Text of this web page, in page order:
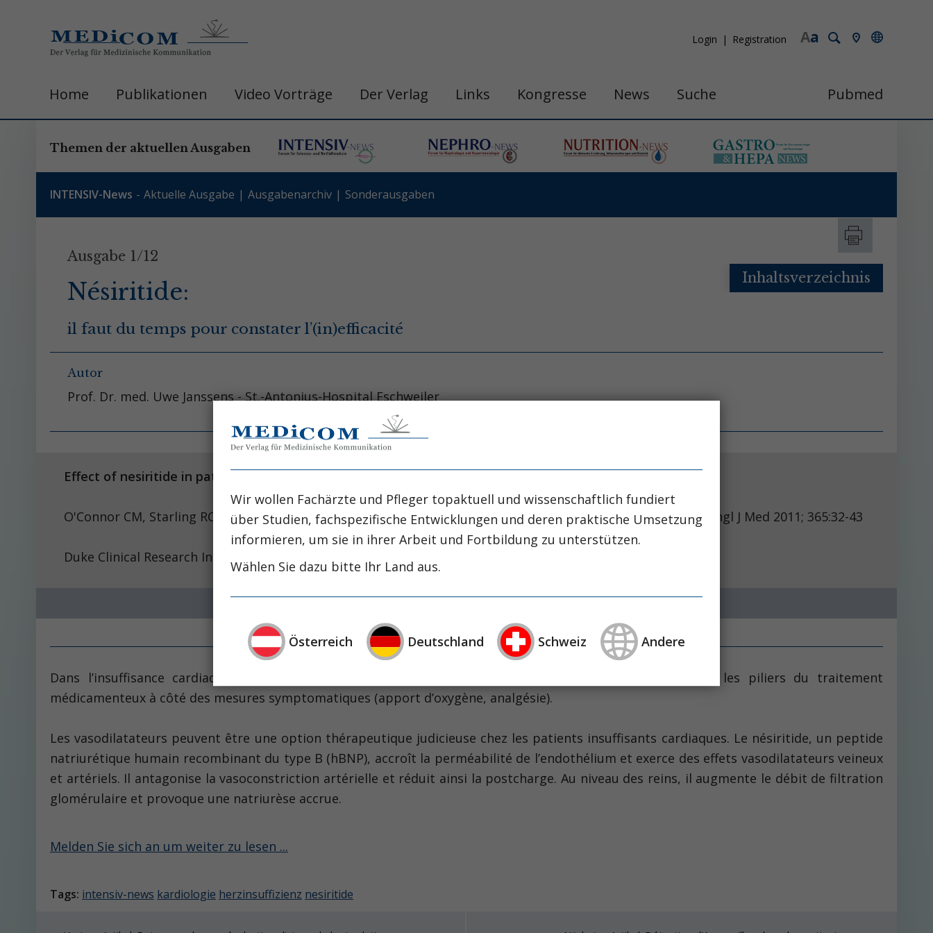
a
A
Login Registration
Home Publikationen Video Vorträge Der Verlag Links Kongresse News Suche Pubmed
Themen der aktuellen Ausgaben
INTENSIV-News Aktuelle Ausgabe Ausgabenarchiv Sonderausgaben
Ausgabe 1/12
Nésiritide:
il faut du temps pour constater l’(in)efficacité
Autor
Prof. Dr. med. Uwe Janssens - St.-Antonius-Hospital Eschweiler
Inhaltsverzeichnis
Effect of nesiritide in patients with acute decompensated heart failure.
O'Connor CM, Starling RC, Hernandez AF, et al. N Engl J Med 2011; 365:32-43
Duke Clinical Research Institute, Duke University Medical Center, Durham, North Carolina 27710, USA.
Dans l’insuffisance cardiaque, les vasodilatateurs, les diurétiques et les agents inotropes positifs sont les piliers du traitement
médicamenteux à côté des mesures symptomatiques (apport d’oxygène, analgésie).
Les vasodilatateurs peuvent être une option thérapeutique judicieuse chez les patients insuffisants cardiaques. Le nésiritide, un peptide
natriurétique humain recombinant du type B (hBNP), accroît la perméabilité de l’endothélium et exerce des effets vasodilatateurs veineux
et artériels. Il antagonise la vasoconstriction artérielle et réduit ainsi la postcharge. Au niveau des reins, il augmente le débit de filtration
glomérulaire et provoque une natriurèse accrue.
Melden Sie sich an um weiter zu lesen ...
Tags: intensiv-news kardiologie herzinsuffizienz nesiritide
Wir wollen Fachärzte und Pfleger topaktuell und wissenschaftlich fundiert
über Studien, fachspezifische Entwicklungen und deren praktische Umsetzung
informieren, um sie in ihrer Arbeit und Fortbildung zu unterstützen.
Wählen Sie dazu bitte Ihr Land aus.
Österreich Deutschland Schweiz Andere